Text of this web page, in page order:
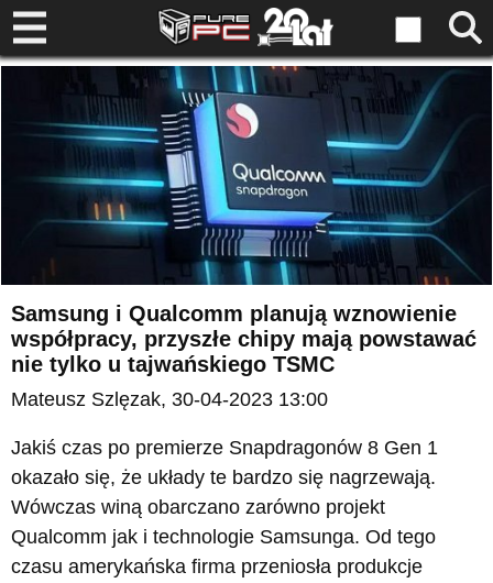
Samsung i Qualcomm planują wznowienie
współpracy, przyszłe chipy mają powstawać
nie tylko u tajwańskiego TSMC
Mateusz Szlęzak, 30-04-2023 13:00
Jakiś czas po premierze Snapdragonów 8 Gen 1
okazało się, że układy te bardzo się nagrzewają.
Wówczas winą obarczano zarówno projekt
Qualcomm jak i technologie Samsunga. Od tego
czasu amerykańska firma przeniosła produkcje